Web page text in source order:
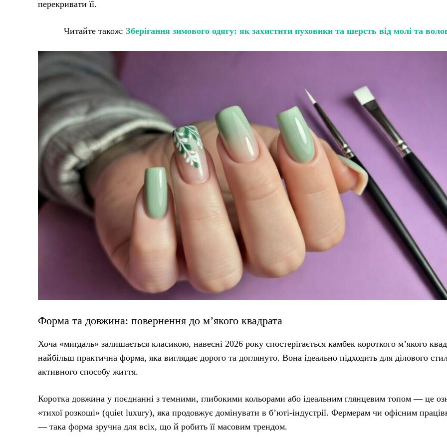
перекривати її.
Читайте також: Зберігання зимового одягу: як захистити пуховики та шерсть від молі та
Форма та довжина: повернення до м’якого квадрата
Хоча «мигдаль» залишається класикою, навесні 2026 року спостерігається камбек короткого м’якого
найбільш практична форма, яка виглядає дорого та доглянуто. Вона ідеально підходить для ділового
активного способу життя.
Коротка довжина у поєднанні з темними, глибокими кольорами або ідеальним глянцевим топом — це
«тихої розкоші» (quiet luxury), яка продовжує домінувати в б’юті-індустрії. Фермерам чи офісним
— така форма зручна для всіх, що й робить її масовим трендом.